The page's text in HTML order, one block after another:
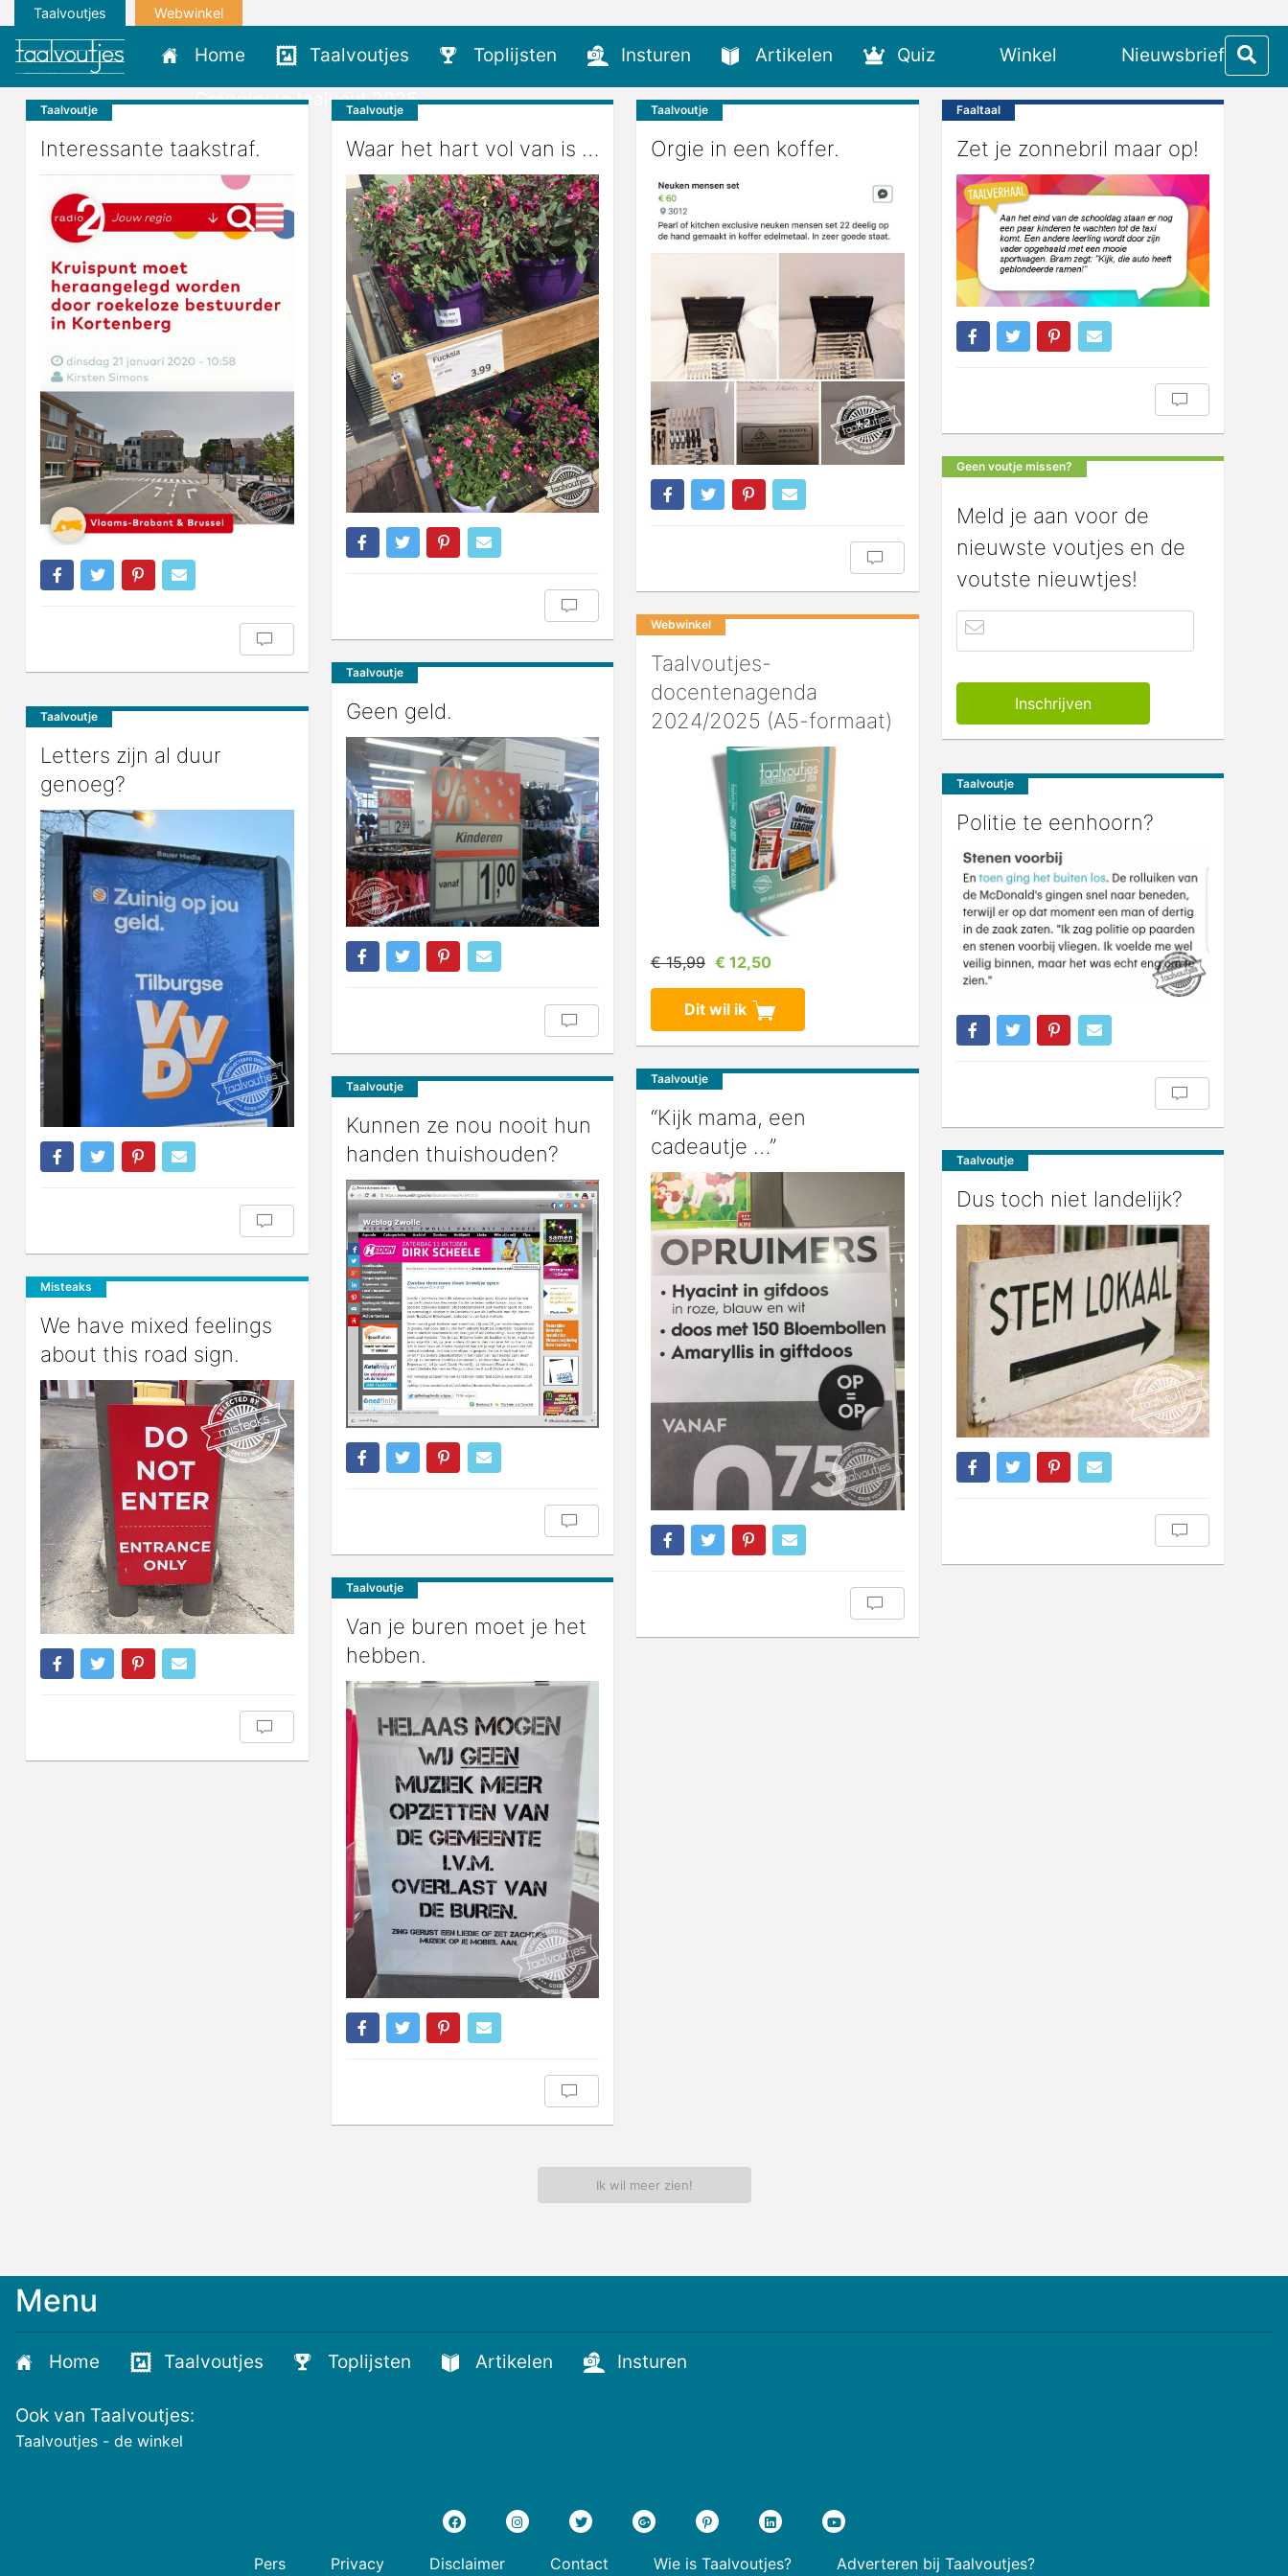
Taalvoutjes Webwinkel
Home Taalvoutjes Toplijsten Insturen Artikelen Quiz Winkel
Nieuwsbrief
Grappigste taalvout 2025
Taalvoutje
Interessante taakstraf.
Taalvoutje
Waar het hart vol van is …
Taalvoutje
Orgie in een koffer.
Faaltaal
Zet je zonnebril maar op!
Geen voutje missen?
Meld je aan voor de
nieuwste voutjes en de
voutste nieuwtjes!
Webwinkel
Taalvoutjes-
docentenagenda
2024/2025 (A5-formaat)
€ 15,99 € 12,50
Dit wil ik
Taalvoutje
Geen geld.
Taalvoutje
Letters zijn al duur
genoeg?
Taalvoutje
Politie te eenhoorn?
Taalvoutje
“Kijk mama, een
cadeautje …”
Taalvoutje
Kunnen ze nou nooit hun
handen thuishouden?
Taalvoutje
Dus toch niet landelijk?
Misteaks
We have mixed feelings
about this road sign.
Taalvoutje
Van je buren moet je het
hebben.
Ik wil meer zien!
Menu
Home Taalvoutjes Toplijsten Artikelen Insturen
Ook van Taalvoutjes:
Taalvoutjes - de winkel
Pers Privacy Disclaimer Contact Wie is Taalvoutjes? Adverteren bij Taalvoutjes?